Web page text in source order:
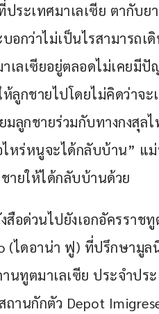
ระเทศมาเลเซีย ตากับย
กว่าไม่เป็นไรสามารถเ
เลเซียอยู่ตลอดไม่เคยมี
ลูกชายไปโดยไม่คิดว่าจะ
ลูกชายร่วมกับทางกงสุล
หร่หนูจะได้กลับบ้าน” แม่
ายให้ได้กลับบ้านด้วย
อด่วนไปยังเอกอัครราช
(ไดอาน่า ฟู) ที่ปรึกษามู
นทูตมาเลเซีย ประจำปร
านกักตัว Depot